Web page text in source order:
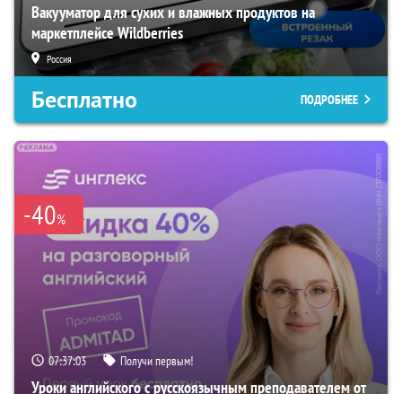
Вакууматор для сухих и влажных продуктов на
маркетплейсе Wildberries
Россия
Бесплатно ПОДРОБНЕЕ
-40%
07:37:02 Получи первым!
Уроки английского с русскоязычным преподавателем от